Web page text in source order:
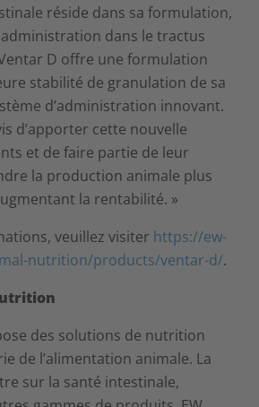
réside dans sa formulation,
dans le tractus
D offre une formulation
stabilité de granulation de sa
d’administration innovant.
d’apporter cette nouvelle
et de faire partie de leur
la production animale plus
la rentabilité. »
veuillez visiter https://ew-
nutrition/products/ventar-d/.
des solutions de nutrition
de l’alimentation animale. La
sur la santé intestinale,